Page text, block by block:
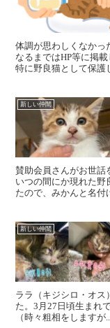
体調が思わしくなかっ
なるまではHP等に掲
特に野良猫として保護
新しい仲間
賛助会員さんがお世話
いつの間にか現れた野
たので、みかんと名付
新しい仲間
ララ（キジシロ・オス
た。3月27日頃生まれ
（時々粗相をします